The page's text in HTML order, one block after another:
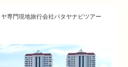
専門現地旅行会社パタヤナビツアー